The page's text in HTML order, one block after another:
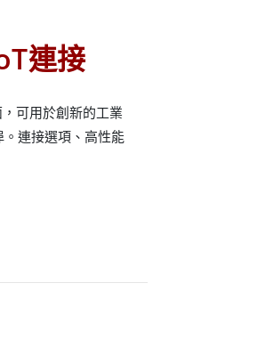
連接
可用於創新的工業
連接選項、高性能